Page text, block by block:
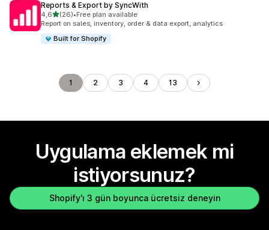
Reports & Export by SyncWith
4,65 yıldız üzerinden
(26)
toplam 26 değerlendirme
•Free plan available
Report on sales, inventory, order & data export, analytics
Built for Shopify
1 2 3 4 13
Uygulama eklemek mi
istiyorsunuz?
Shopify'ı 3 gün boyunca ücretsiz deneyin